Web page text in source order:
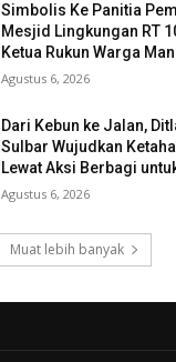
Simbolis Ke Panitia
Mesjid Lingkungan RT
Ketua Rukun Warga
Agustus 6, 2026
Dari Kebun ke Jalan,
Sulbar Wujudkan
Lewat Aksi Berbagi
Agustus 6, 2026
Muat lebih banyak